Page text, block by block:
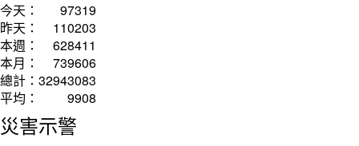
今天：
97319
昨天：
110203
本週：
628411
本月：
739606
總計： 32943083
平均：
9908
災害示警